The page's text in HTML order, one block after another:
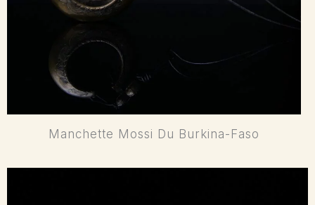
Manchette Mossi Du Burkina-Faso